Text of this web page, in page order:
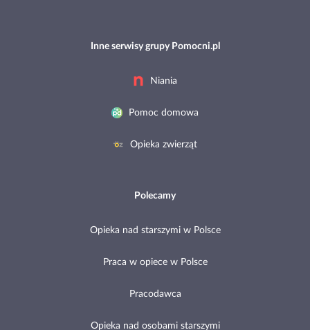
Inne serwisy grupy Pomocni.pl
Niania
Pomoc domowa
Opieka zwierząt
Polecamy
Opieka nad starszymi w Polsce
Praca w opiece w Polsce
Pracodawca
Opieka nad osobami starszymi